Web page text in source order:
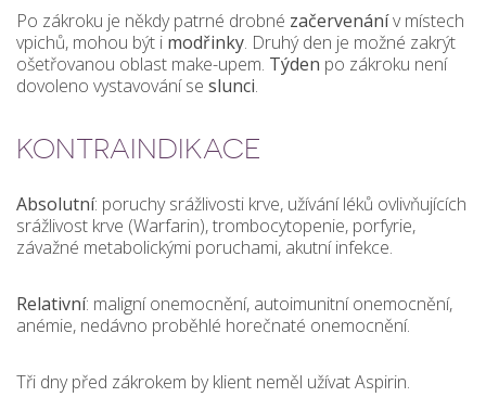
Po zákroku je někdy patrné drobné začervenánív místech
vpichů, mohou být i modřinky. Druhý den je možné zakrýt
ošetřovanou oblast make-upem. Týden po zákroku není
dovoleno vystavování se slunci.
KONTRAINDIKACE
Absolutní: poruchy srážlivosti krve, užívání léků ovlivňujících
srážlivost krve (Warfarin), trombocytopenie, porfyrie,
závažné metabolickými poruchami, akutní infekce.
Relativní: maligní onemocnění, autoimunitní onemocnění,
anémie, nedávno proběhlé horečnaté onemocnění.
Tři dny před zákrokem by klient neměl užívat Aspirin.